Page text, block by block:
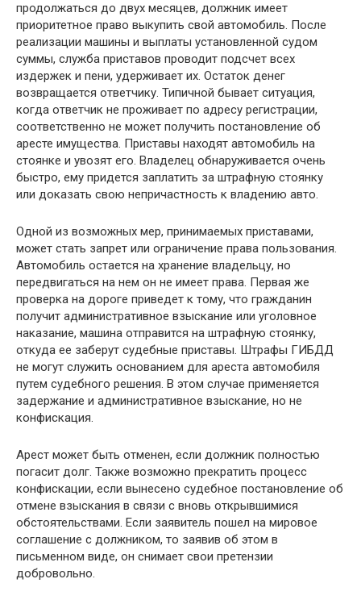
продолжаться до двух месяцев, должник имеет
приоритетное право выкупить свой автомобиль. После
реализации машины и выплаты установленной судом
суммы, служба приставов проводит подсчет всех
издержек и пени, удерживает их. Остаток денег
возвращается ответчику. Типичной бывает ситуация,
когда ответчик не проживает по адресу регистрации,
соответственно не может получить постановление об
аресте имущества. Приставы находят автомобиль на
стоянке и увозят его. Владелец обнаруживается очень
быстро, ему придется заплатить за штрафную стоянку
или доказать свою непричастность к владению авто.
Одной из возможных мер, принимаемых приставами,
может стать запрет или ограничение права пользования.
Автомобиль остается на хранение владельцу, но
передвигаться на нем он не имеет права. Первая же
проверка на дороге приведет к тому, что гражданин
получит административное взыскание или уголовное
наказание, машина отправится на штрафную стоянку,
откуда ее заберут судебные приставы. Штрафы ГИБДД
не могут служить основанием для ареста автомобиля
путем судебного решения. В этом случае применяется
задержание и административное взыскание, но не
конфискация.
Арест может быть отменен, если должник полностью
погасит долг. Также возможно прекратить процесс
конфискации, если вынесено судебное постановление об
отмене взыскания в связи с вновь открывшимися
обстоятельствами. Если заявитель пошел на мировое
соглашение с должником, то заявив об этом в
письменном виде, он снимает свои претензии
добровольно.